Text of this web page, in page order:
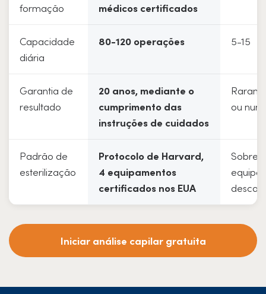
formação
médicos certificados
Capacidade
diária
80-120 operações 5-15
Garantia de
resultado
20 anos, mediante o
cumprimento das
instruções de cuidados
ou
Padrão de
esterilização
Protocolo de Harvard,
4 equipamentos
certificados nos EUA
Iniciar análise capilar gratuita